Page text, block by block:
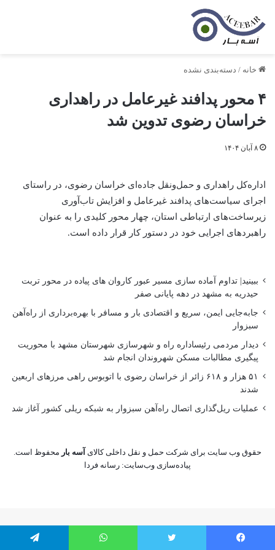
خانه / دسته‌بندی نشده
۴ محور پدافند غیرعامل در راهداری
خراسان رضوی تدوین شد
۸ آبان ۱۴۰۴
اداره‌کل راهداری و حمل‌ونقل جاده‌ای خراسان رضوی، در راستای
اجرای سیاست‌های پدافند غیرعامل و افزایش تاب‌آوری
زیرساخت‌های ارتباطی استان، چهار محور کلیدی را به عنوان
راهبردهای اجرایی خود در دستور کار قرار داده است.
ببینید| تداوم آماده سازی مسیر عبور کاروان های پیاده در محور تربت
حیدریه به مشهد در دهه پایانی صفر
جابه‌جایی ایمن، سریع و اقتصادی بار و مسافر با بهره‌برداری از راه‌آهن
سبزوار
دیدار مردمی رئیساداره راه و شهرسازی شهرستان مشهد با محوریت
پیگیری مطالبات مسکن شهروندان انجام شد
۵۱ هزار و ۶۱۸ زائر از خراسان رضوی با اتوبوس راهی مرزهای اربعین
شدند
عملیات ریل‌گذاری اتصال راه‌آهن سبزوار به شبکه ریلی کشور آغاز شد
حقوق وب سایت برای شرکت حمل و نقل داخلی کالای آسه بار محفوظ است.
پیاده‌سازی وب‌سایت: رسانه فردا